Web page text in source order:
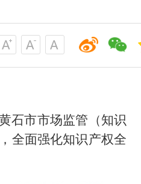
石市市场监管（知识
全面强化知识产权全